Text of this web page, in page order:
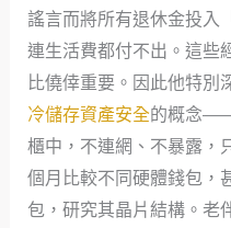
謠言而將所有退休金投入
連生活費都付不出。這些
比僥倖重要。因此他特別
冷儲存資產安全的概念
櫃中，不連網、不暴露，
個月比較不同硬體錢包，
包，研究其晶片結構。老